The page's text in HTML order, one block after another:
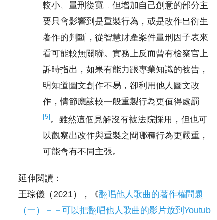
較小、量刑從寬，但增加自己創意的部分主
要只會影響到是重製行為，或是改作出衍生
著作的判斷，從智慧財產案件量刑因子表來
看可能較無關聯。實務上反而曾有檢察官上
訴時指出，如果有能力跟專業知識的被告，
明知道圖文創作不易，卻利用他人圖文改
作，情節應該較一般重製行為更值得處罰
[5]。雖然這個見解沒有被法院採用，但也可
以觀察出改作與重製之間哪種行為更嚴重，
可能會有不同主張。
延伸閱讀：
王琮儀（2021），《翻唱他人歌曲的著作權問題
（一）－－可以把翻唱他人歌曲的影片放到Youtub